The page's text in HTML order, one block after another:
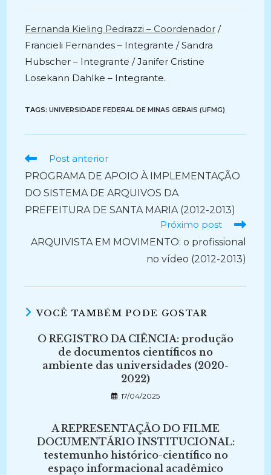
Fernanda Kieling Pedrazzi – Coordenador /
Francieli Fernandes – Integrante / Sandra
Hubscher – Integrante / Janifer Cristine
Losekann Dahlke – Integrante.
TAGS:UNIVERSIDADE FEDERAL DE MINAS GERAIS (UFMG)
Ler
artigos
Post anterior
PROGRAMA DE APOIO À IMPLEMENTAÇÃO
DO SISTEMA DE ARQUIVOS DA
PREFEITURA DE SANTA MARIA (2012-2013)
Próximo post
ARQUIVISTA EM MOVIMENTO: o profissional
no vídeo (2012-2013)
VOCÊ TAMBÉM PODE GOSTAR
O REGISTRO DA CIÊNCIA: produção
de documentos científicos no
ambiente das universidades (2020-
2022)
17/04/2025
A REPRESENTAÇÃO DO FILME
DOCUMENTÁRIO INSTITUCIONAL:
testemunho histórico-científico no
espaço informacional acadêmico